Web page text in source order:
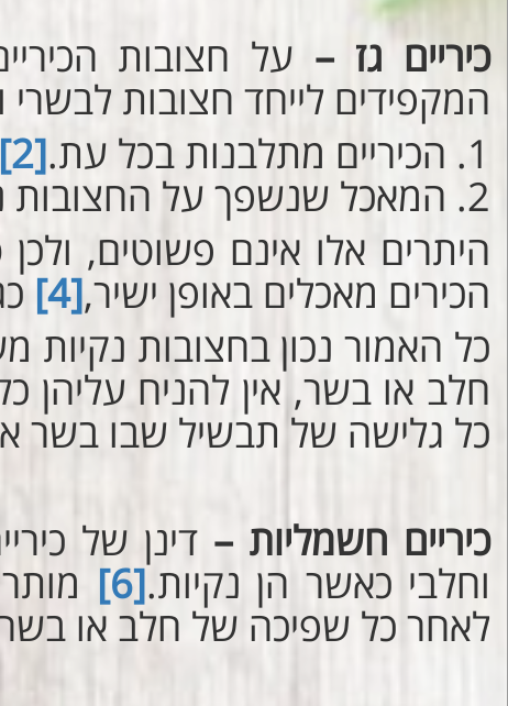
כיריים גז – על חצובות
המקפידים לייחד חצובות לבשרי
הכיריים מתלבנות בכל עת.[2]
המאכל שנשפך על החצובות
היתרים אלו אינם פשוטים,
הכירים מאכלים באופן ישיר,[4]
כל האמור נכון בחצובות
חלב או בשר, אין להניח עליהן
כל גלישה של תבשיל שבו בשר
כיריים חשמליות –דינן של
וחלבי כאשר הן נקיות.[6]
לאחר כל שפיכה של חלב או